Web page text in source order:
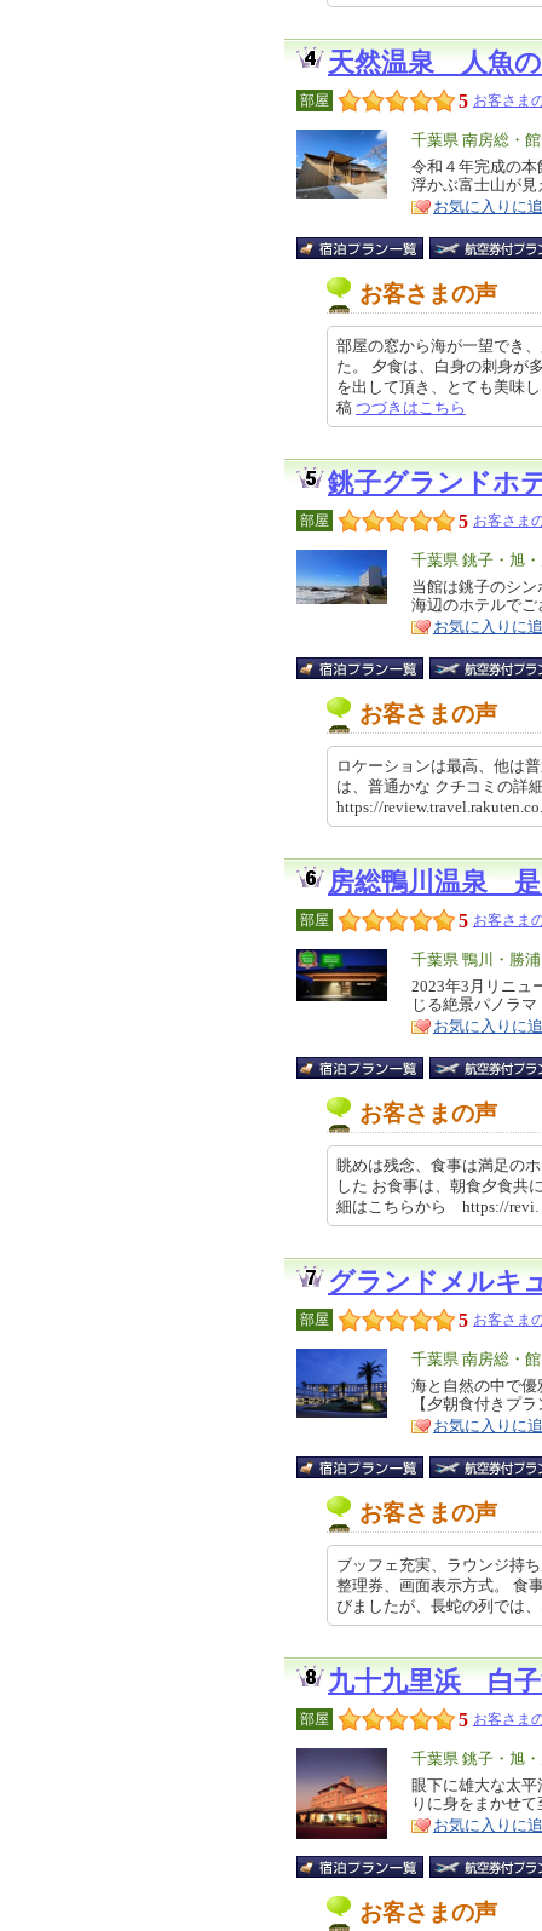
天然温泉 人魚
部屋 5 お客さま
エ
リ
ア
千葉県 南房総・
特
徴
令和４年完成の
浮かぶ富士山が見
お気に入りに
お客さまの声
部屋の窓から海が一望でき
た。 夕食は、白身の刺身が
を出して頂き、とても美味
稿 つづきはこちら
銚子グランドホ
部屋 5 お客さま
エ
リ
ア
千葉県 銚子・旭
特
徴
当館は銚子のシ
海辺のホテルでご
お気に入りに
お客さまの声
ロケーションは最高、他は
は、普通かな クチコミの
https://
房総鴨川温泉
部屋 5 お客さま
エ
リ
ア
千葉県 鴨川・勝
特
徴
2023年3月リニュ
じる絶景パノラマ
お気に入りに
お客さまの声
眺めは残念、食事は満足の
した お食事は、朝食夕食共
細はこちらから https://
グランドメルキ
部屋 5 お客さま
エ
リ
ア
千葉県 南房総・
特
徴
海と自然の中で
【夕朝食付きプ
お気に入りに
お客さまの声
ブッフェ充実、ラウンジ持
整理券、画面表示方式。 食
びましたが、長蛇の列では
九十九里浜 白
部屋 5 お客さま
エ
リ
ア
千葉県 銚子・旭
特
徴
眼下に雄大な太
りに身をまかせ
お気に入りに
お客さまの声